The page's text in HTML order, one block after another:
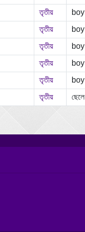
তৃতীয় boy
তৃতীয় boy
তৃতীয় boy
তৃতীয় boy
তৃতীয় boy
তৃতীয় ছেলে